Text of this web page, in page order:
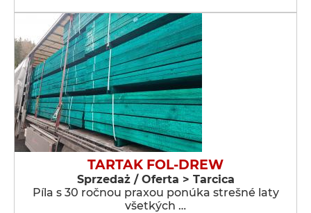
TARTAK FOL-DREW
Sprzedaż / Oferta > Tarcica
Píla s 30 ročnou praxou ponúka strešné laty
všetkých …